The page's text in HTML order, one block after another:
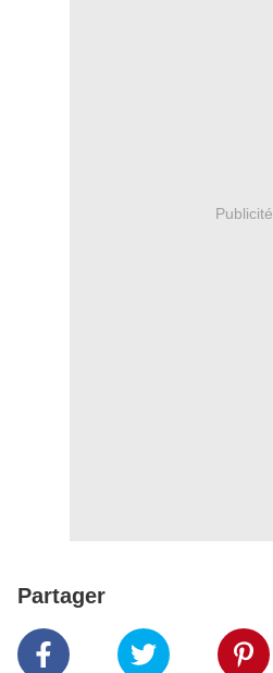
Publicité
Partager